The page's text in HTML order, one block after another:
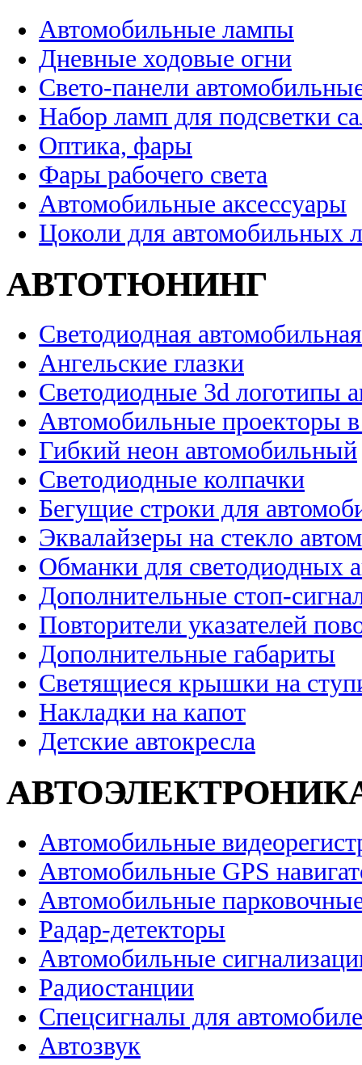
Автомобильные лампы
Дневные ходовые огни
Свето-панели
Набор ламп для подсветки
Оптика, фары
Фары рабочего света
Автомобильные аксессуары
Цоколи для автомобильных
АВТОТЮНИНГ
Светодиодная
Ангельские глазки
Светодиодные 3d логотипы
Автомобильные проекторы
Гибкий неон автомобильный
Светодиодные колпачки
Бегущие строки для
Эквалайзеры на стекло
Обманки для светодиодных
Дополнительные стоп-
Повторители указателей
Дополнительные габариты
Светящиеся крышки на
Накладки на капот
Детские автокресла
Автомобильные
Автомобильные GPS
Автомобильные
Радар-детекторы
Автомобильные
Радиостанции
Спецсигналы для
Автозвук